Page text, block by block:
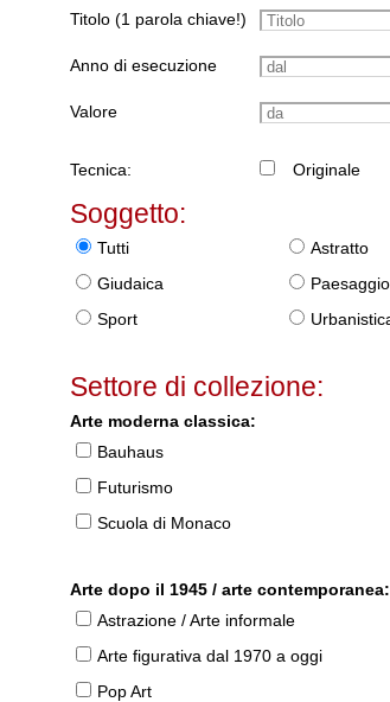
Titolo (1 parola chiave!)
Anno di esecuzione
Valore
Tecnica: Originale
Soggetto:
Tutti Astratto
Giudaica
Paesaggio
Sport
Settore di collezione:
Arte moderna classica:
Bauhaus
Futurismo
Scuola di Monaco
Arte dopo il 1945 / arte contemporanea:
Astrazione / Arte informale
Arte figurativa dal 1970 a oggi
Pop Art